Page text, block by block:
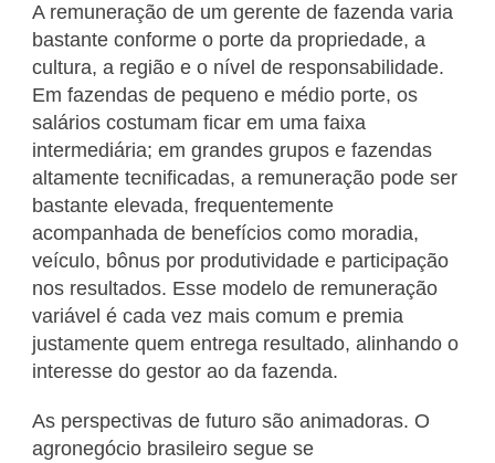
A remuneração de um gerente de fazenda varia
bastante conforme o porte da propriedade, a
cultura, a região e o nível de responsabilidade.
Em fazendas de pequeno e médio porte, os
salários costumam ficar em uma faixa
intermediária; em grandes grupos e fazendas
altamente tecnificadas, a remuneração pode ser
bastante elevada, frequentemente
acompanhada de benefícios como moradia,
veículo, bônus por produtividade e participação
nos resultados. Esse modelo de remuneração
variável é cada vez mais comum e premia
justamente quem entrega resultado, alinhando o
interesse do gestor ao da fazenda.
As perspectivas de futuro são animadoras. O
agronegócio brasileiro segue se